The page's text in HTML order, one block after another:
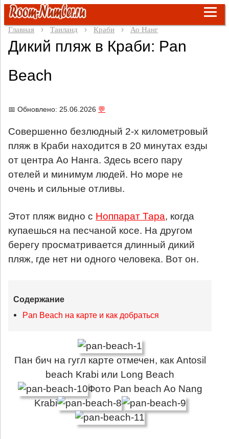
Главная Таиланд Краби Ао Нанг
Дикий пляж в Краби: Pan
Beach
📅 Обновлено: 25.06.2026 💬
Совершенно безлюдный 2-х километровый
пляж в Краби находится в 20 минутах езды
от центра Ао Нанга. Здесь всего пару
отелей и минимум людей. Но море не
очень и сильные отливы.
Этот пляж видно с Ноппарат Тара, когда
купаешься на песчаной косе. На другом
берегу просматривается длинный дикий
пляж, где нет ни одного человека. Вот он.
Содержание
Pan Beach на карте и как добраться
Пан бич на гугл карте отмечен, как Antosil
beach Krabi или Long Beach
Фото Pan beach Ao Nang
Krabi